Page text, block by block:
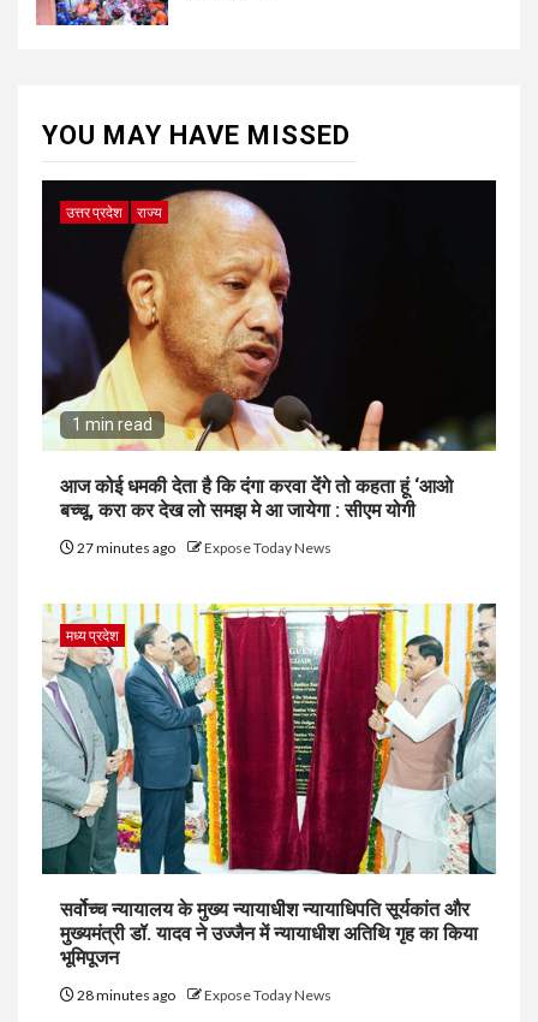
YOU MAY HAVE MISSED
उत्तर प्रदेश राज्य
1 min read
आज कोई धमकी देता है कि दंगा करवा देंगे तो कहता हूं ‘आओ
बच्चू, करा कर देख लो समझ मे आ जायेगा : सीएम योगी
27 minutes ago Expose Today News
मध्य प्रदेश
सर्वोच्च न्यायालय के मुख्‍य न्‍यायाधीश न्यायाधिपति सूर्यकांत और
मुख्यमंत्री डॉ. यादव ने उज्जैन में न्यायाधीश अतिथि गृह का किया
भूमिपूजन
28 minutes ago Expose Today News